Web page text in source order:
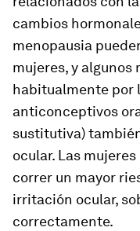
cambios
menopausia
mujeres, y
habitualmente por
anticonceptivos
sustitutiva)
ocular. Las
correr un mayor
irritación ocular,
correctamente.